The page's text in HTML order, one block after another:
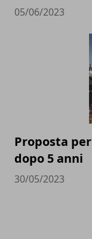
05/06/2023
Proposta
dopo 5 anni
30/05/2023